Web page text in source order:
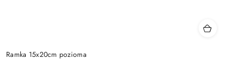
Ramka 15x20cm pozioma